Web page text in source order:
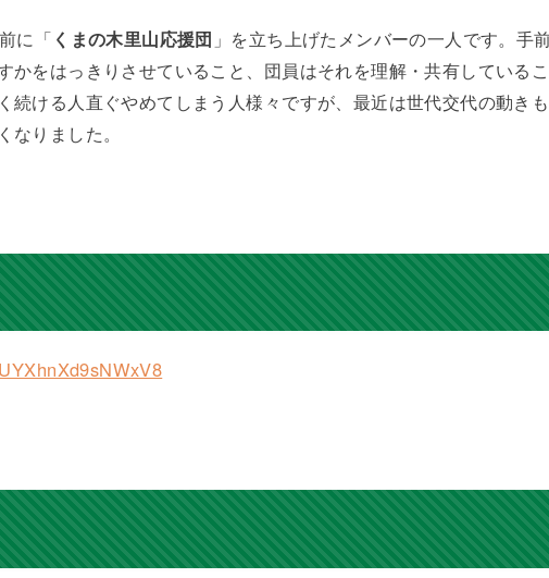
に「 くまの木里山応援団 」を立ち上げたメンバーの一人です。手
かをはっきりさせていること、団員はそれを理解・共有している
続ける人直ぐやめてしまう人様々ですが、最近は世代交代の動き
りました。